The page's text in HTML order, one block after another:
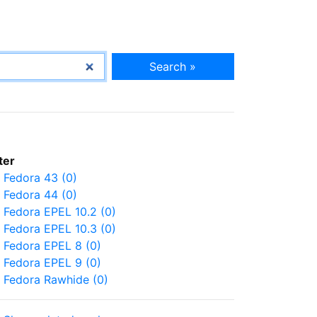
Search »
Fedora 43 (0)
Fedora 44 (0)
Fedora EPEL 10.2 (0)
Fedora EPEL 10.3 (0)
Fedora EPEL 8 (0)
Fedora EPEL 9 (0)
Fedora Rawhide (0)